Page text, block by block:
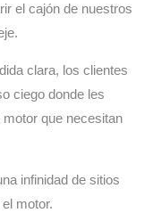
el cajón de nuestros
clara, los clientes
ciego donde les
que necesitan
infinidad de sitios
motor.